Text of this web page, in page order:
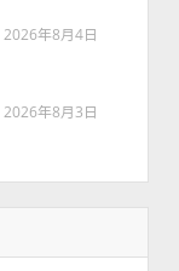
2026年8月4日
2026年8月3日